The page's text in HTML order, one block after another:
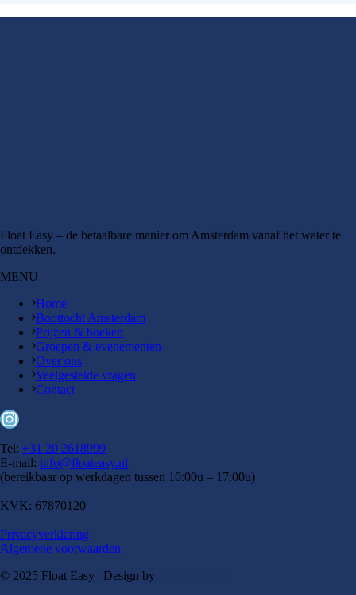
Float Easy – de betaalbare manier om Amsterdam vanaf het water te
ontdekken.
MENU
Home
Boottocht Amsterdam
Prijzen & boeken
Groepen & evenementen
Over ons
Veelgestelde vragen
Contact
Instagram
Tel: +31 20 2618999
E-mail: info@floateasy.nl
(bereikbaar op werkdagen tussen 10:00u – 17:00u)
KVK: 67870120
Privacyverklaring
Algemene voorwaarden
© 2025 Float Easy | Design by